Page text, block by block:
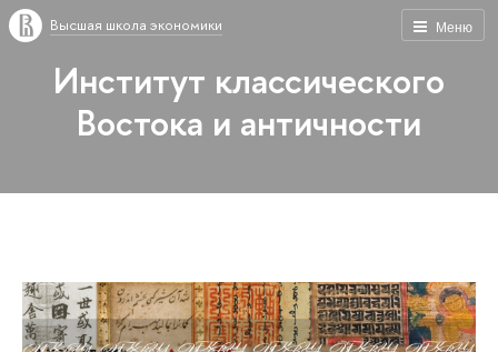
Меню
Высшая школа экономики
Институт классического
Востока и античности